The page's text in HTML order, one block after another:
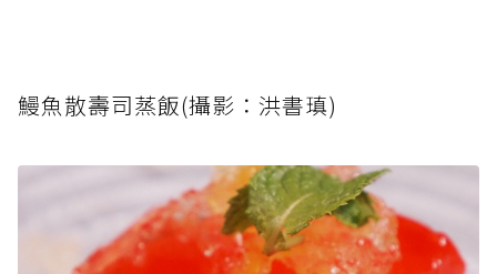
鰻魚散壽司蒸飯(攝影：洪書瑱)